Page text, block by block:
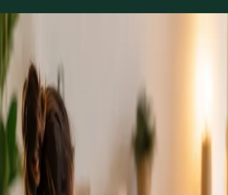
Áreas de especialidad
Consultas con especialistas
disponibles
Los perfiles se actualizan a medida que el equipo crece.
2
Specialist
Cardiología Especialista